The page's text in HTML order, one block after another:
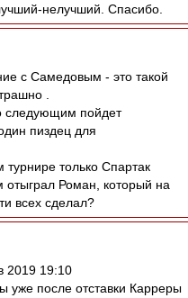
нелучший. Спасибо.
с Самедовым - это такой
.
следующим пойдет
пиздец для
турнире только Спартак
отыграл Роман, который на
всех сделал?
2019 19:10
уже после отставки Карреры